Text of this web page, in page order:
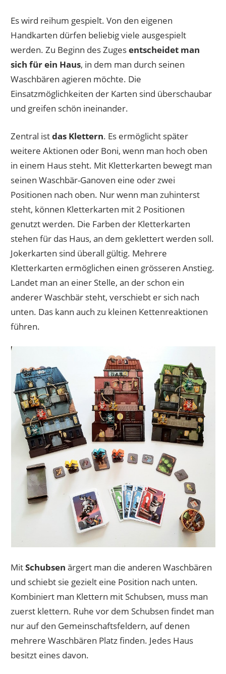
Es wird reihum gespielt. Von den eigenen
Handkarten dürfen beliebig viele ausgespielt
werden. Zu Beginn des Zugesentscheidet man
sich für ein Haus, in dem man durch seinen
Waschbären agieren möchte. Die
Einsatzmöglichkeiten der Karten sind überschaubar
und greifen schön ineinander.
Zentral istdas Klettern. Es ermöglicht später
weitere Aktionen oder Boni, wenn man hoch oben
in einem Haus steht. Mit Kletterkarten bewegt man
seinen Waschbär-Ganoven eine oder zwei
Positionen nach oben. Nur wenn man zuhinterst
steht, können Kletterkarten mit 2 Positionen
genutzt werden. Die Farben der Kletterkarten
stehen für das Haus, an dem geklettert werden soll.
Jokerkarten sind überall gültig. Mehrere
Kletterkarten ermöglichen einen grösseren Anstieg.
Landet man an einer Stelle, an der schon ein
anderer Waschbär steht, verschiebt er sich nach
unten. Das kann auch zu kleinen Kettenreaktionen
führen.
MitSchubsenärgert man die anderen Waschbären
und schiebt sie gezielt eine Position nach unten.
Kombiniert man Klettern mit Schubsen, muss man
zuerst klettern. Ruhe vor dem Schubsen findet man
nur auf den Gemeinschaftsfeldern, auf denen
mehrere Waschbären Platz finden. Jedes Haus
besitzt eines davon.